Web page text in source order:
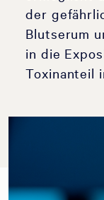
der
Blutserum
in die
Toxinanteil